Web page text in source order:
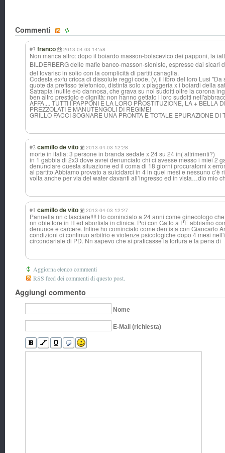
Commenti
#3 franco 2013-04-03 14:58
Non manca altro: dopo il boiardo masson-bolscevico dei papponi, la
BILDERBERG delle mafie banco-masson-sioniste, espresse dai sicari
del tovarisc in solio con la complicità di partiti canaglia.
Codesta ex/fu cricca di dissolute reggi code, (v, il libro del loro Lusi
quote da prefisso telefonico, distinta solo x piaggeria x i boiardi della
Satrapia inutile e/o dannosa, che grava su noi sudditi oltre la corona
ben altro prestigio e dignità: non hanno gettato i loro sudditi
AFFA.... TUTTI I PAPPONI E LA LORO PROSTITUZIONE, LA + BELLA
PREZZOLATI E MANUTENGOLI DI REGIME!
GRILLO FACCI SOGNARE UNA PRONTA E TOTALE EPURAZIONE
#2 camillo de vito 2013-04-03 12:28
morte in italia: 3 persone in branda sedate x 24 su 24 in( altrimenti?)
in 1 gabbia di 2x3 dove avrei denunciato chi ci avesse messo i miei 2
denunciare questa situazione ed il coma di 18 giorni procuratomi x
al partito.Abbiamo provato a suicidarci in 4 in quei mesi e nessuno c’è
volta anche per via del water davanti all’ingresso ed in vista…dio mio
#1 camillo de vito 2013-04-03 12:27
Pannella nn c lasciare!!!! Ho cominciato a 24 anni come ginecologo
nn obiettore in H ed abortista in clinica. Poi con Gatto a PE abbiamo
denunce e carcere. Infine ho cominciato come dentista con Giancarlo
condizioni di continuo arbitrio e violenze psicologiche dopo 4 mesi
circondariale di PD. Nn sapevo che si praticasse la tortura e la pena di
Aggiorna elenco commenti
RSS feed dei commenti di questo post.
Aggiungi commento
Nome
E-Mail (richiesta)